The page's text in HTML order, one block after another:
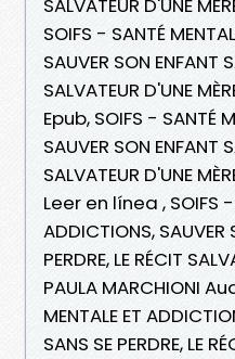
SALVATEUR D'UNE
SOIFS - SANTÉ
SAUVER SON ENFANT
SALVATEUR D'UNE
Epub, SOIFS - SANTÉ
SAUVER SON ENFANT
SALVATEUR D'UNE
Leer en línea , SOIFS -
ADDICTIONS, SAUVER
PERDRE, LE RÉCIT
PAULA MARCHIONI
MENTALE ET
SANS SE PERDRE, LE